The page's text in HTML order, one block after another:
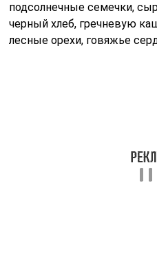
подсолнечные семечки,
черный хлеб, гречневую
лесные орехи, говяжье
недостатке кальция
рост и крепость костей,
кальция содержат